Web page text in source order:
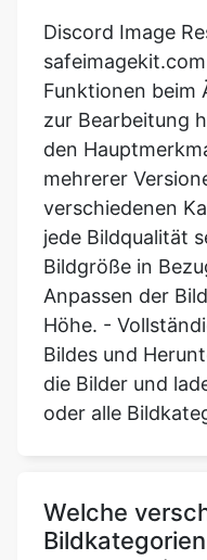
Discord Image
Funktionen beim
zur Bearbeitung
den
mehrerer
verschiedenen
jede Bildqualität
Bildgröße in
Anpassen der
Höhe. -
Bildes und
die Bilder und
oder alle
Welche